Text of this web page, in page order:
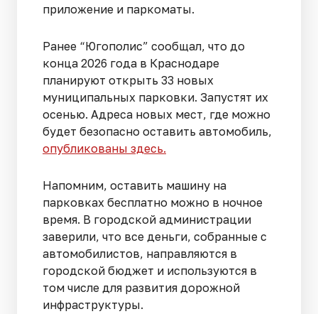
приложение и паркоматы.
Ранее “Югополис” сообщал, что до
конца 2026 года в Краснодаре
планируют открыть 33 новых
муниципальных парковки. Запустят их
осенью. Адреса новых мест, где можно
будет безопасно оставить автомобиль,
опубликованы здесь.
Напомним, оставить машину на
парковках бесплатно можно в ночное
время. В городской администрации
заверили, что все деньги, собранные с
автомобилистов, направляются в
городской бюджет и используются в
том числе для развития дорожной
инфраструктуры.